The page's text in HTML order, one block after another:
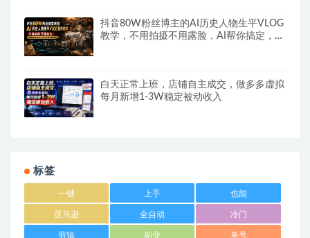
抖音80W粉丝博主的AI历史人物生平VLOG
教学，不用拍摄不用露脸，AI帮你搞定，轻
白天正常上班，店铺自主成交，做多多虚拟
每月新增1-3W稳定被动收入
标签
一键 上手 也能
亚马逊 全自动 冷门
剪辑 副业 单号